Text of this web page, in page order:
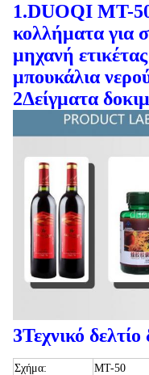
1.DUOQI MT-50
κολλήματα για
μηχανή
μπουκάλια
2Δείγματα
3Τεχνικό
Σχήμα: MT-50